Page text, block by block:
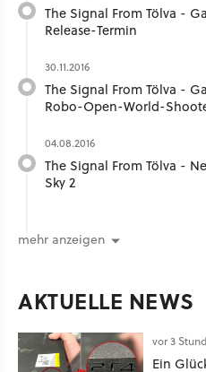
The Signal From Tölva -
Release-Termin
30.11.2016
The Signal From Tölva -
Robo-Open-World-
04.08.2016
The Signal From Tölva -
Sky 2
mehr anzeigen
AKTUELLE NEWS
vor 3
Ein